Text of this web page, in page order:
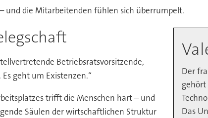
und die Mitarbeitenden fühlen sich überrumpelt.
Der
Das
Betriebsratsvorsitzende,
geht um Existenzen.“
trifft die Menschen hart – und
Säulen der wirtschaftlichen Struktur